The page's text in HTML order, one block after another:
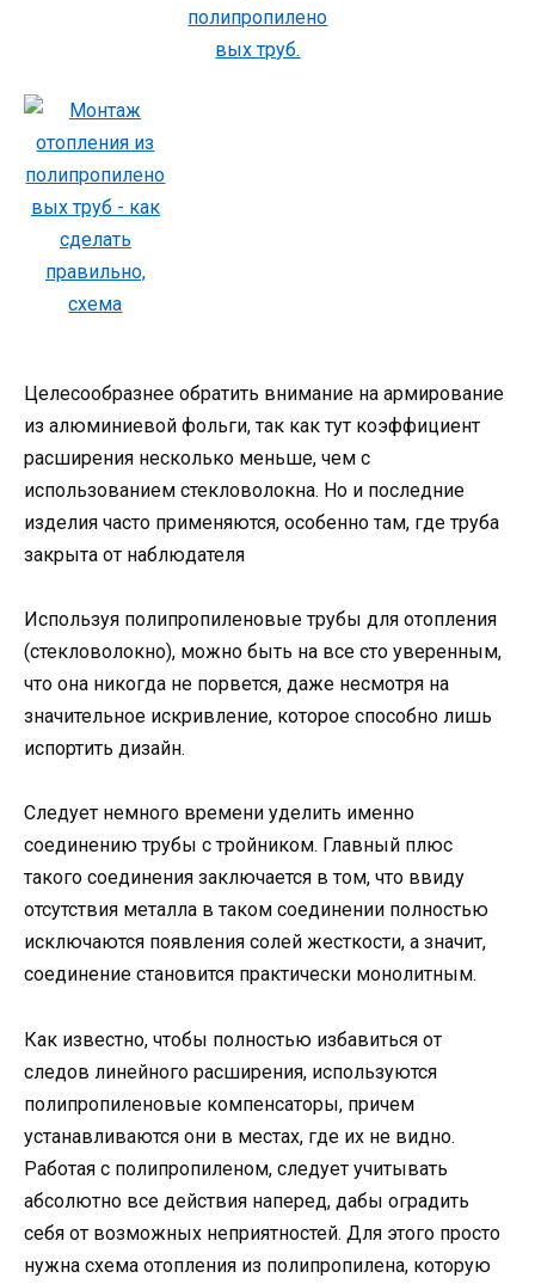
Целесообразнее обратить внимание на армирование
из алюминиевой фольги, так как тут коэффициент
расширения несколько меньше, чем с
использованием стекловолокна. Но и последние
изделия часто применяются, особенно там, где труба
закрыта от наблюдателя
Используя полипропиленовые трубы для отопления
(стекловолокно), можно быть на все сто уверенным,
что она никогда не порвется, даже несмотря на
значительное искривление, которое способно лишь
испортить дизайн.
Следует немного времени уделить именно
соединению трубы с тройником. Главный плюс
такого соединения заключается в том, что ввиду
отсутствия металла в таком соединении полностью
исключаются появления солей жесткости, а значит,
соединение становится практически монолитным.
Как известно, чтобы полностью избавиться от
следов линейного расширения, используются
полипропиленовые компенсаторы, причем
устанавливаются они в местах, где их не видно.
Работая с полипропиленом, следует учитывать
абсолютно все действия наперед, дабы оградить
себя от возможных неприятностей. Для этого просто
нужна схема отопления из полипропилена, которую